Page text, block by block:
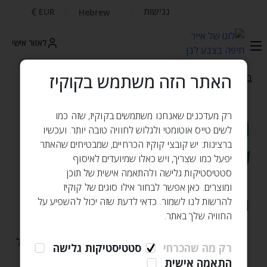
€ EUR Hebrew נגישות
האתר הזה משתמש בקוקיז
רק מעדכנים שאנחנו משתמשים בקוקיז, שזה כמו
לשים טייס אוטומטי ולגלוש לחוויה טובה יותר. ועכשיו
ברצינות: יש קובצי קוקיז הכרחיים, שמבטיחים שהאתר
יפעל כמו שצריך, ויש כאלו שמיועדים לאיסוף
סטטיסטיקות גלישה ולהתאמה אישית של תוכן
ומוצרים. כאן אפשר לבחור אילו סוגים של קוקיז
להרשות לנו לשמור. כדאי לדעת שזה יכול להשפיע על
החוויה שלך באתר.
רק מה שהכרחי
סטטיסטיקות גלישה
התאמה אישית
לאזור אישי
בית מדיניות הפרטיות שלנו
מדיניות הפרטיות
שלנו
1. כללי
1.1 מדיניות פרטיות זו הינה חלק מתנאי השימוש
של